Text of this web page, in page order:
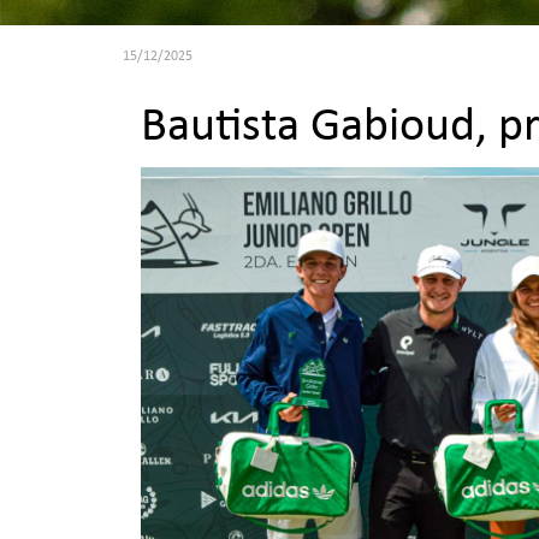
15/12/2025
Bautista Gabioud,